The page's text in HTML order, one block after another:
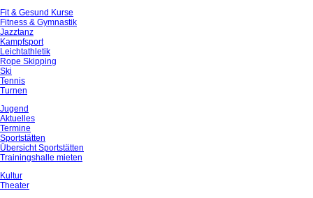
Fit & Gesund Kurse
Fitness & Gymnastik
Jazztanz
Kampfsport
Leichtathletik
Rope Skipping
Ski
Tennis
Turnen
Jugend
Aktuelles
Termine
Sportstätten
Übersicht Sportstätten
Trainingshalle mieten
Kultur
Theater